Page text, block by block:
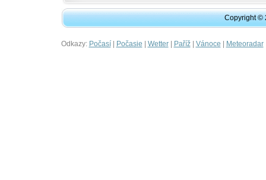
Copyright ©
Odkazy: Počasí| Počasie | Wetter| Paříž| Vánoce | Meteoradar